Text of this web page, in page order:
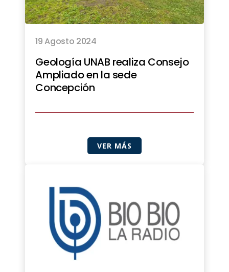
19 Agosto 2024
Geología UNAB realiza Consejo
Ampliado en la sede
Concepción
VER MÁS